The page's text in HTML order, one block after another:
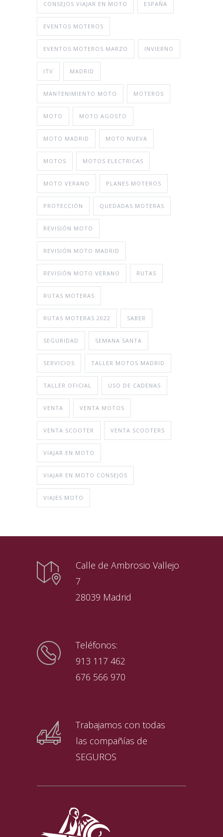
CONSEJOS VIAJAR EN MOTO ESPAÑA
EVENTOS MOTEROS
EVENTOS MOTEROS MARZO INVIERNO
ITV MADRID
MANTENIMIENTO MOTO MOTEROS
MOTO MOTO AGOSTO
MOTO MADRID MOTO NUEVA
MOTOS MOTOS ELECTRICAS
MOTO VERANO PLANES MOTEROS
PROTECCIÓN QUEDADAS MOTERAS
REVISIÓN MOTO
REVISIÓN MOTO MADRID
REVISIÓN MOTO VERANO RUTAS
RUTAS MOTERAS
RUTAS MOTERAS 2022 SABER
SEGURIDAD SEMANA SANTA
SERVICIOS TALLER MOTOS MADRID
TALLER OFICIAL USO DE CADENAS
VENTA VENTA MOTOS
VENTA SCOOTER VENTA SCOOTERS
VIAJAR EN MOTO
VIAJAR EN MOTO CONSEJOS
VIAJES MOTO
Calle de Ambrosio Vallejo
7
28039 Madrid
Teléfonos:
913 117 462
676 566 970
Trabajamos con todas
las compañías de
SEGUROS